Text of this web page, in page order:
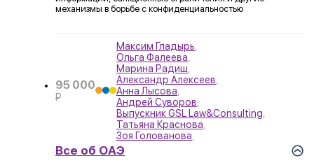
механизмы в борьбе с конфиденциальностью
95 000
P
Максим Гладырь
Ольга Фалеева
Марина Радиш
Александр Алексеев
Анна Лысова
Андрей Суворов
Выпускник GSL Law&Consulting
Татьяна Краснова
Зоя Голованова
Все об ОАЭ